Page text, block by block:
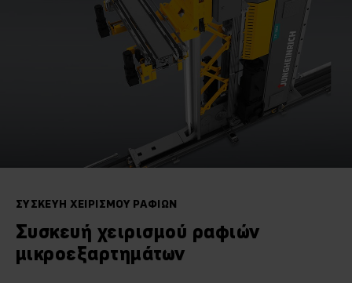
ΣΥΣΚΕΥΉ ΧΕΙΡΙΣΜΟΎ ΡΑΦΙΏΝ
Συσκευή χειρισμού ραφιών
μικροεξαρτημάτων